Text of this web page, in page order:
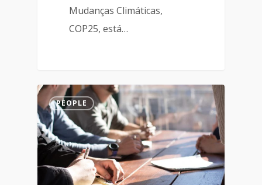
Mudanças Climáticas,
COP25, está…
PEOPLE